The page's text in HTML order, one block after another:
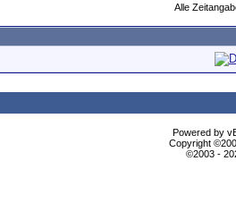
Alle
Powered by
Copyright
©2003 -